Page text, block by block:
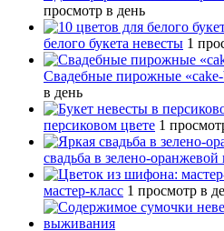
просмотр в день
белого букета невесты 1
Свадебные пирожные
в день
персиковом цвете 1
свадьба в зелено-оранжевой
мастер-класс 1 просмотр в